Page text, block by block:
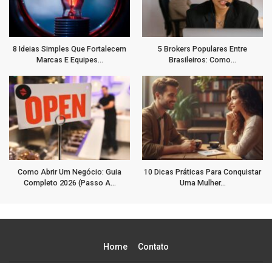
8 Ideias Simples Que Fortalecem
Marcas E Equipes…
Como Abrir Um Negócio: Guia
Completo 2026 (Passo A…
5 Brokers Populares Entre
Brasileiros: Como…
10 Dicas Práticas Para Conquistar
Uma Mulher…
Home Contato